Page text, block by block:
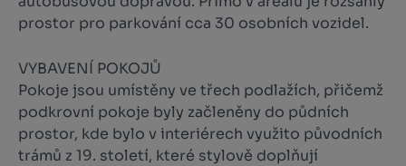
prostor pro parkování cca 30 osobních vozidel.
VYBAVENÍ POKOJŮ
Pokoje jsou umístěny ve třech podlažích, přičemž
podkrovní pokoje byly začleněny do půdních
prostor, kde bylo v interiérech využito původních
trámů z 19. století, které stylově doplňují